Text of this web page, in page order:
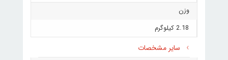
وزن
2.18 کیلوگرم
سایر مشخصات